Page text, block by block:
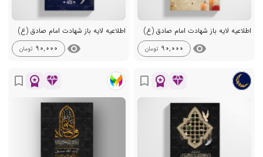
اطلاعیه لایه باز شهادت امام صادق (ع)
visibility
90,000 تومان
اطلاعیه لایه باز شهادت امام صادق (ع)
visibility
90,000 تومان
diamond
workspace_premium
bookmark_border
diamond
workspace_premium
bookmark_border